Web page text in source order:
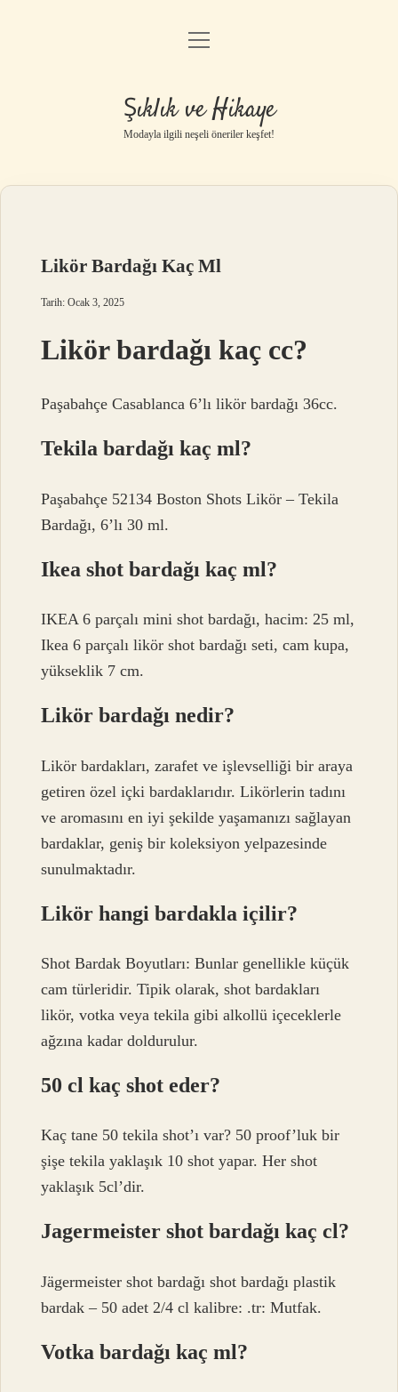
Gizlilik Politikası
Yasal Uyarı
menüyü
Şıklık ve Hikaye
Modayla ilgili neşeli öneriler keşfet!
Likör Bardağı Kaç Ml
Tarih: Ocak 3, 2025
Likör bardağı kaç cc?
Paşabahçe Casablanca 6’lı likör bardağı 36cc.
Tekila bardağı kaç ml?
Paşabahçe 52134 Boston Shots Likör – Tekila
Bardağı, 6’lı 30 ml.
Ikea shot bardağı kaç ml?
IKEA 6 parçalı mini shot bardağı, hacim: 25 ml,
Ikea 6 parçalı likör shot bardağı seti, cam kupa,
yükseklik 7 cm.
Likör bardağı nedir?
Likör bardakları, zarafet ve işlevselliği bir araya
getiren özel içki bardaklarıdır. Likörlerin tadını
ve aromasını en iyi şekilde yaşamanızı sağlayan
bardaklar, geniş bir koleksiyon yelpazesinde
sunulmaktadır.
Likör hangi bardakla içilir?
Shot Bardak Boyutları: Bunlar genellikle küçük
cam türleridir. Tipik olarak, shot bardakları
likör, votka veya tekila gibi alkollü içeceklerle
ağzına kadar doldurulur.
50 cl kaç shot eder?
Kaç tane 50 tekila shot’ı var? 50 proof’luk bir
şişe tekila yaklaşık 10 shot yapar. Her shot
yaklaşık 5cl’dir.
Jagermeister shot bardağı kaç cl?
Jägermeister shot bardağı shot bardağı plastik
bardak – 50 adet 2/4 cl kalibre: .tr: Mutfak.
Votka bardağı kaç ml?